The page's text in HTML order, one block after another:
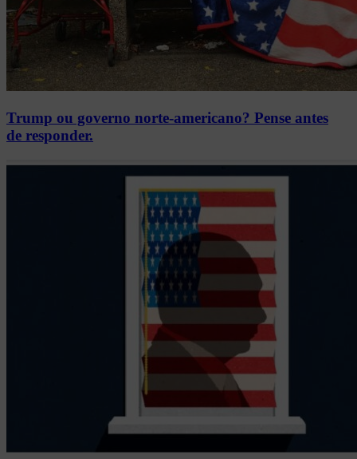
Trump ou governo norte-americano? Pense antes
de responder.